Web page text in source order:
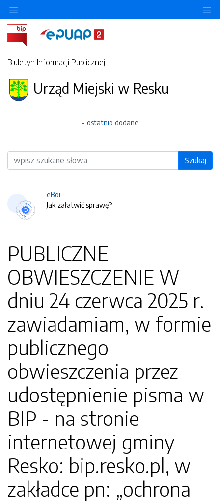
Biuletyn Informacji Publicznej
Urząd Miejski w Resku
ostatnio dodane
Wyszukiwarka Szukaj
eBoi
Jak załatwić sprawę?
PUBLICZNE
OBWIESZCZENIE W
dniu 24 czerwca 2025 r.
zawiadamiam, w formie
publicznego
obwieszczenia przez
udostępnienie pisma w
BIP - na stronie
internetowej gminy
Resko: bip.resko.pl, w
zakładce pn: „ochrona